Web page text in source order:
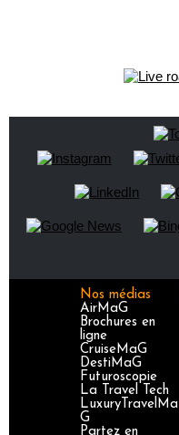
Nos médias
AirMaG
Brochures en
ligne
CruiseMaG
DestiMaG
Futuroscopie
La Travel Tech
LuxuryTravelMa
G
Partez en